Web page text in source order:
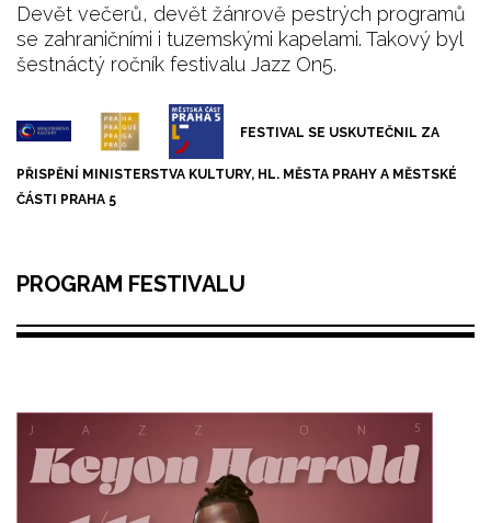
Devět večerů, devět žánrově pestrých programů
se zahraničními i tuzemskými kapelami. Takový byl
šestnáctý ročník festivalu Jazz On5.
FESTIVAL SE USKUTEČNIL ZA
PŘISPĚNÍ MINISTERSTVA KULTURY, HL. MĚSTA PRAHY A MĚSTSKÉ
ČÁSTI PRAHA 5
PROGRAM FESTIVALU